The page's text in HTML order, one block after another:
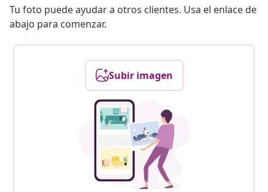
Tu foto puede ayudar a otros clientes. Usa el enlace de
abajo para comenzar.
Subir imagen